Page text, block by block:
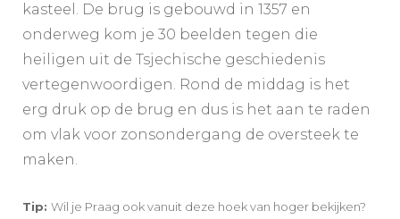
kasteel. De brug is gebouwd in 1357 en
onderweg kom je 30 beelden tegen die
heiligen uit de Tsjechische geschiedenis
vertegenwoordigen. Rond de middag is het
erg druk op de brug en dus is het aan te raden
om vlak voor zonsondergang de oversteek te
maken.
Tip: Wil je Praag ook vanuit deze hoek van hoger bekijken?